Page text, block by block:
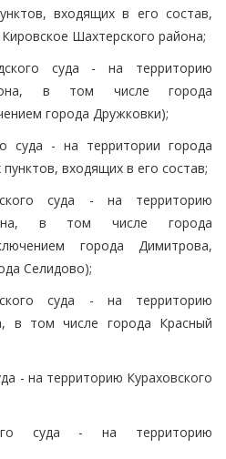
входящих в его состав,
Шахтерского района;
суда - на территорию
в том числе города
города Дружковки);
суда - на территории города
входящих в его состав;
суда - на территорию
в том числе города
города Димитрова,
Селидово);
суда - на территорию
в том числе города Красный
- на территорию Кураховского
суда - на территорию